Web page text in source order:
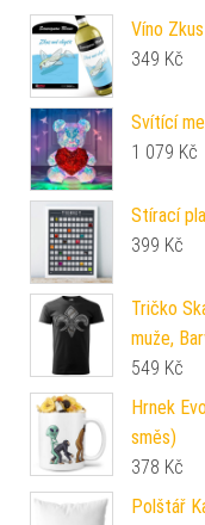
Víno
349 Kč
Svítící
1 079 Kč
Stírací
399 Kč
Tričko
muže,
549 Kč
Hrnek
směs)
378 Kč
Polštář